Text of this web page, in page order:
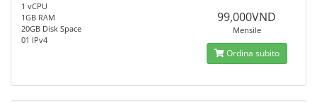
1 vCPU
1GB RAM
20GB Disk Space
01 IPv4
99,000VND
Mensile
Ordina subito